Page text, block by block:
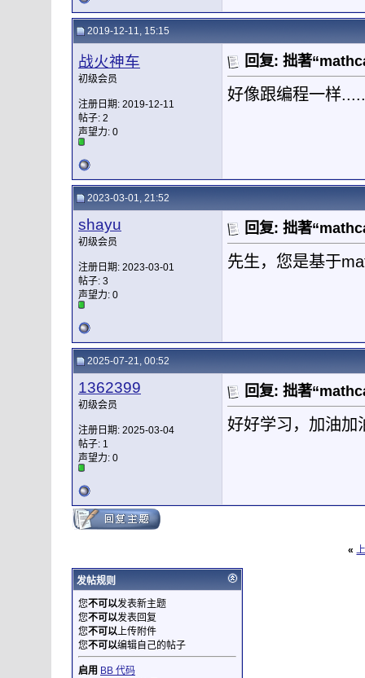
2019-12-11, 15:15
战火神车
初级会员
注册日期: 2019-12-11
帖子: 2
声望力: 0
回复: 拙著
好像跟编程一样
2023-03-01, 21:52
shayu
初级会员
注册日期: 2023-03-01
帖子: 3
声望力: 0
回复: 拙著
先生，您是基于
2025-07-21, 00:52
1362399
初级会员
注册日期: 2025-03-04
帖子: 1
声望力: 0
回复: 拙著
好好学习，加油加
«
发帖规则
您不可以发表新主题
您不可以发表回复
您不可以上传附件
您不可以编辑自己的帖子
启用 BB 代码